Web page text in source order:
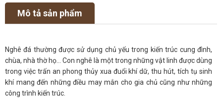
Mô tả sản phẩm
Nghê đá thường được sử dụng chủ yếu trong kiến trúc cung đình,
chùa, nhà thờ họ… Con nghê là một trong những vật linh được dùng
trong việc trấn an phong thủy xua đuổi khí dữ, thu hút, tích tụ sinh
khí mang đến những điều may mắn cho gia chủ cũng như những
công trình kiến trúc.